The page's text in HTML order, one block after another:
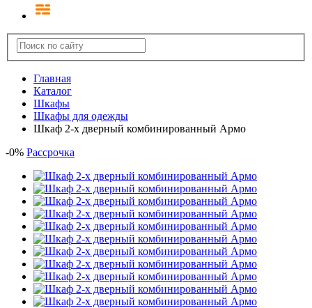
Главная
Каталог
Шкафы
Шкафы для одежды
Шкаф 2-х дверный комбинированный Армо
-0% Рассрочка